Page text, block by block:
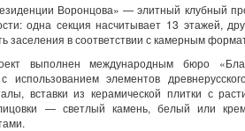
Воронцова» — элитный клубный
одна секция насчитывает 13 этажей,
заселения в соответствии с камерным
выполнен международным бюро
использованием элементов
вставки из керамической плитки с
— светлый камень, белый или